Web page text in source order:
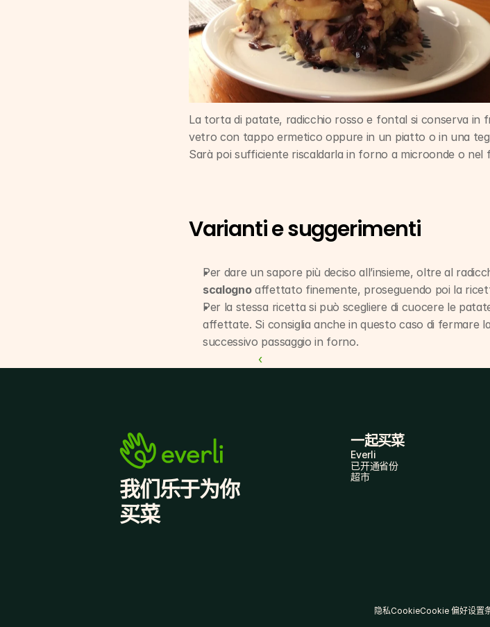
La torta di patate, radicchio rosso e fontal si conserva in
vetro con tappo ermetico oppure in un piatto o in una
Sarà poi sufficiente riscaldarla in forno a microonde o nel
Varianti e suggerimenti
scalogno affettato finemente, proseguendo poi la
Per la stessa ricetta si può scegliere di cuocere le
affettate. Si consiglia anche in questo caso di fermare
successivo passaggio in forno.
‹
我们乐于为你
买菜
一起买菜
Everli
已开通省份
超市
隐私CookieCookie 偏好设置